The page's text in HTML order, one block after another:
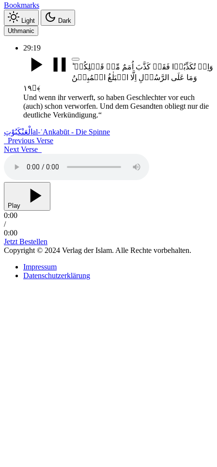
Bookmarks
Light
Dark
Uthmanic
29:19
وَاِنۡ تُکَذِّبُوۡا فَقَدۡ کَذَّبَ اُمَمٌ مِّنۡ قَبۡلِکُمۡ ؕ
وَمَا عَلَی الرَّسُوۡلِ اِلَّا الۡبَلٰغُ الۡمُبِیۡنُ
﴿۱۹﴾
Und wenn ihr verwerft, so haben Geschlechter vor euch
(auch) schon verworfen. Und dem Gesandten obliegt nur die
deutliche Verkündigung.“
الْعَنْکَبُوْتِ al-ʿAnkabūt - Die Spinne
Previous Verse
Next Verse
Play
0:00
/
0:00
Jetzt Bestellen
Copyright © 2024 Verlag der Islam. Alle Rechte vorbehalten.
Impressum
Datenschutzerklärung